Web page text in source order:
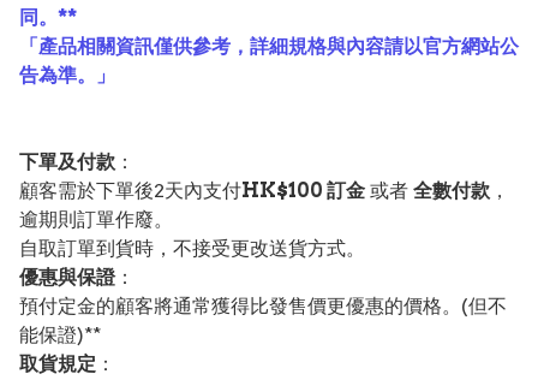
同。**
「產品相關資訊僅供參考，詳細規格與內容請以官方網站公
告為準。」
下單及付款 ：
顧客需於下單後2天內支付HK$100 訂金 或者 全數付款 ，
逾期則訂單作廢。
自取訂單到貨時，不接受更改送貨方式。
優惠與保證：
預付定金的顧客將通常獲得比發售價更優惠的價格。(但不
能保證)**
取貨規定 ：